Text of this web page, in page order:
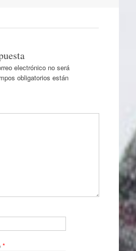
electrónico no será
obligatorios están
*